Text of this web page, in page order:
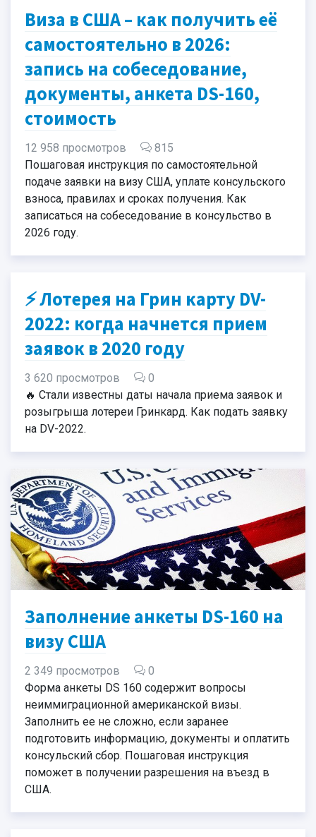
Виза в США – как получить её
самостоятельно в 2026:
запись на собеседование,
документы, анкета DS-160,
стоимость
12 958 просмотров
815
Пошаговая инструкция по самостоятельной
подаче заявки на визу США, уплате консульского
взноса, правилах и сроках получения. Как
записаться на собеседование в консульство в
2026 году.
⚡ Лотерея на Грин карту DV-
2022: когда начнется прием
заявок в 2020 году
3 620 просмотров
0
🔥 Стали известны даты начала приема заявок и
розыгрыша лотереи Гринкард. Как подать заявку
на DV-2022.
Заполнение анкеты DS-160 на
визу США
2 349 просмотров
0
Форма анкеты DS 160 содержит вопросы
неиммиграционной американской визы.
Заполнить ее не сложно, если заранее
подготовить информацию, документы и оплатить
консульский сбор. Пошаговая инструкция
поможет в получении разрешения на въезд в
США.